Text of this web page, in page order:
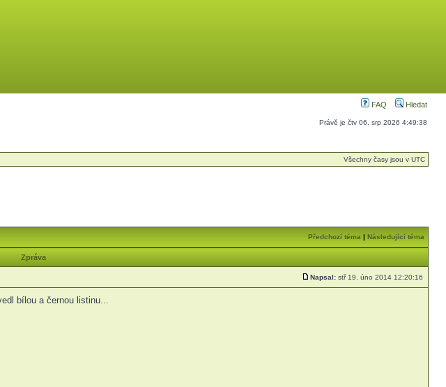
FAQ Hledat
Právě je čtv 06. srp 2026 4:49:38
Všechny časy jsou v UTC
Předchozí téma | Následující téma
Zpráva
Napsal: stř 19. úno 2014 12:20:16
bílou a černou listinu...